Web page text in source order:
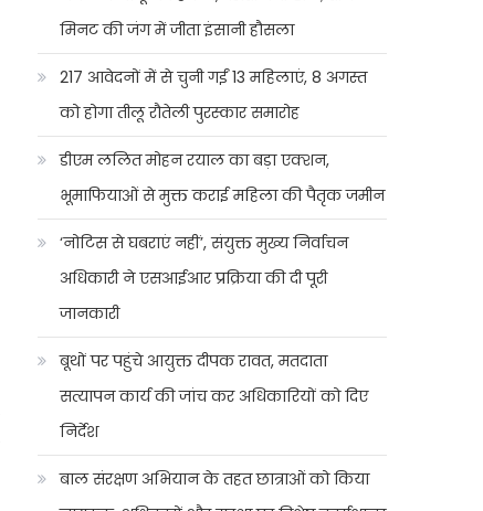
मिनट की जंग में जीता इंसानी हौसला
217 आवेदनों में से चुनी गईं 13 महिलाएं, 8 अगस्त
को होगा तीलू रौतेली पुरस्कार समारोह
डीएम ललित मोहन रयाल का बड़ा एक्शन,
भूमाफियाओं से मुक्त कराई महिला की पैतृक जमीन
‘नोटिस से घबराएं नहीं’, संयुक्त मुख्य निर्वाचन
अधिकारी ने एसआईआर प्रक्रिया की दी पूरी
जानकारी
बूथों पर पहुंचे आयुक्त दीपक रावत, मतदाता
सत्यापन कार्य की जांच कर अधिकारियों को दिए
निर्देश
बाल संरक्षण अभियान के तहत छात्राओं को किया